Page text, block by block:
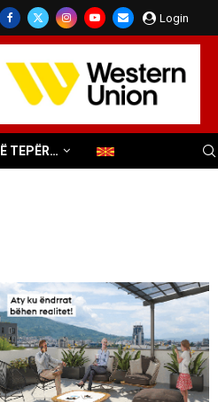
Login
TEPËR…